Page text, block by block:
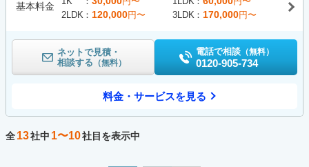
基本料金
2LDK
120,000円〜 3LDK 170,000円〜
ネットで見積・
相談する （無料）
電話で相談 （無料）
0120-905-734
料金・サービスを見る
全13社中 1〜10社目を表示中